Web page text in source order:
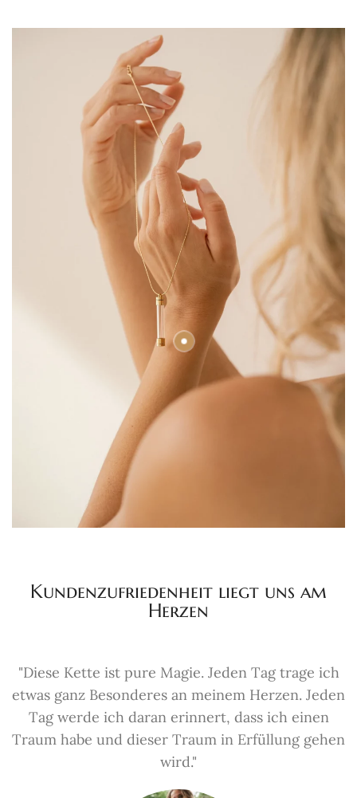
Kundenzufriedenheit liegt uns am
Herzen
"Diese Kette ist pure Magie. Jeden Tag trage ich
etwas ganz Besonderes an meinem Herzen. Jeden
Tag werde ich daran erinnert, dass ich einen
Traum habe und dieser Traum in Erfüllung gehen
wird."